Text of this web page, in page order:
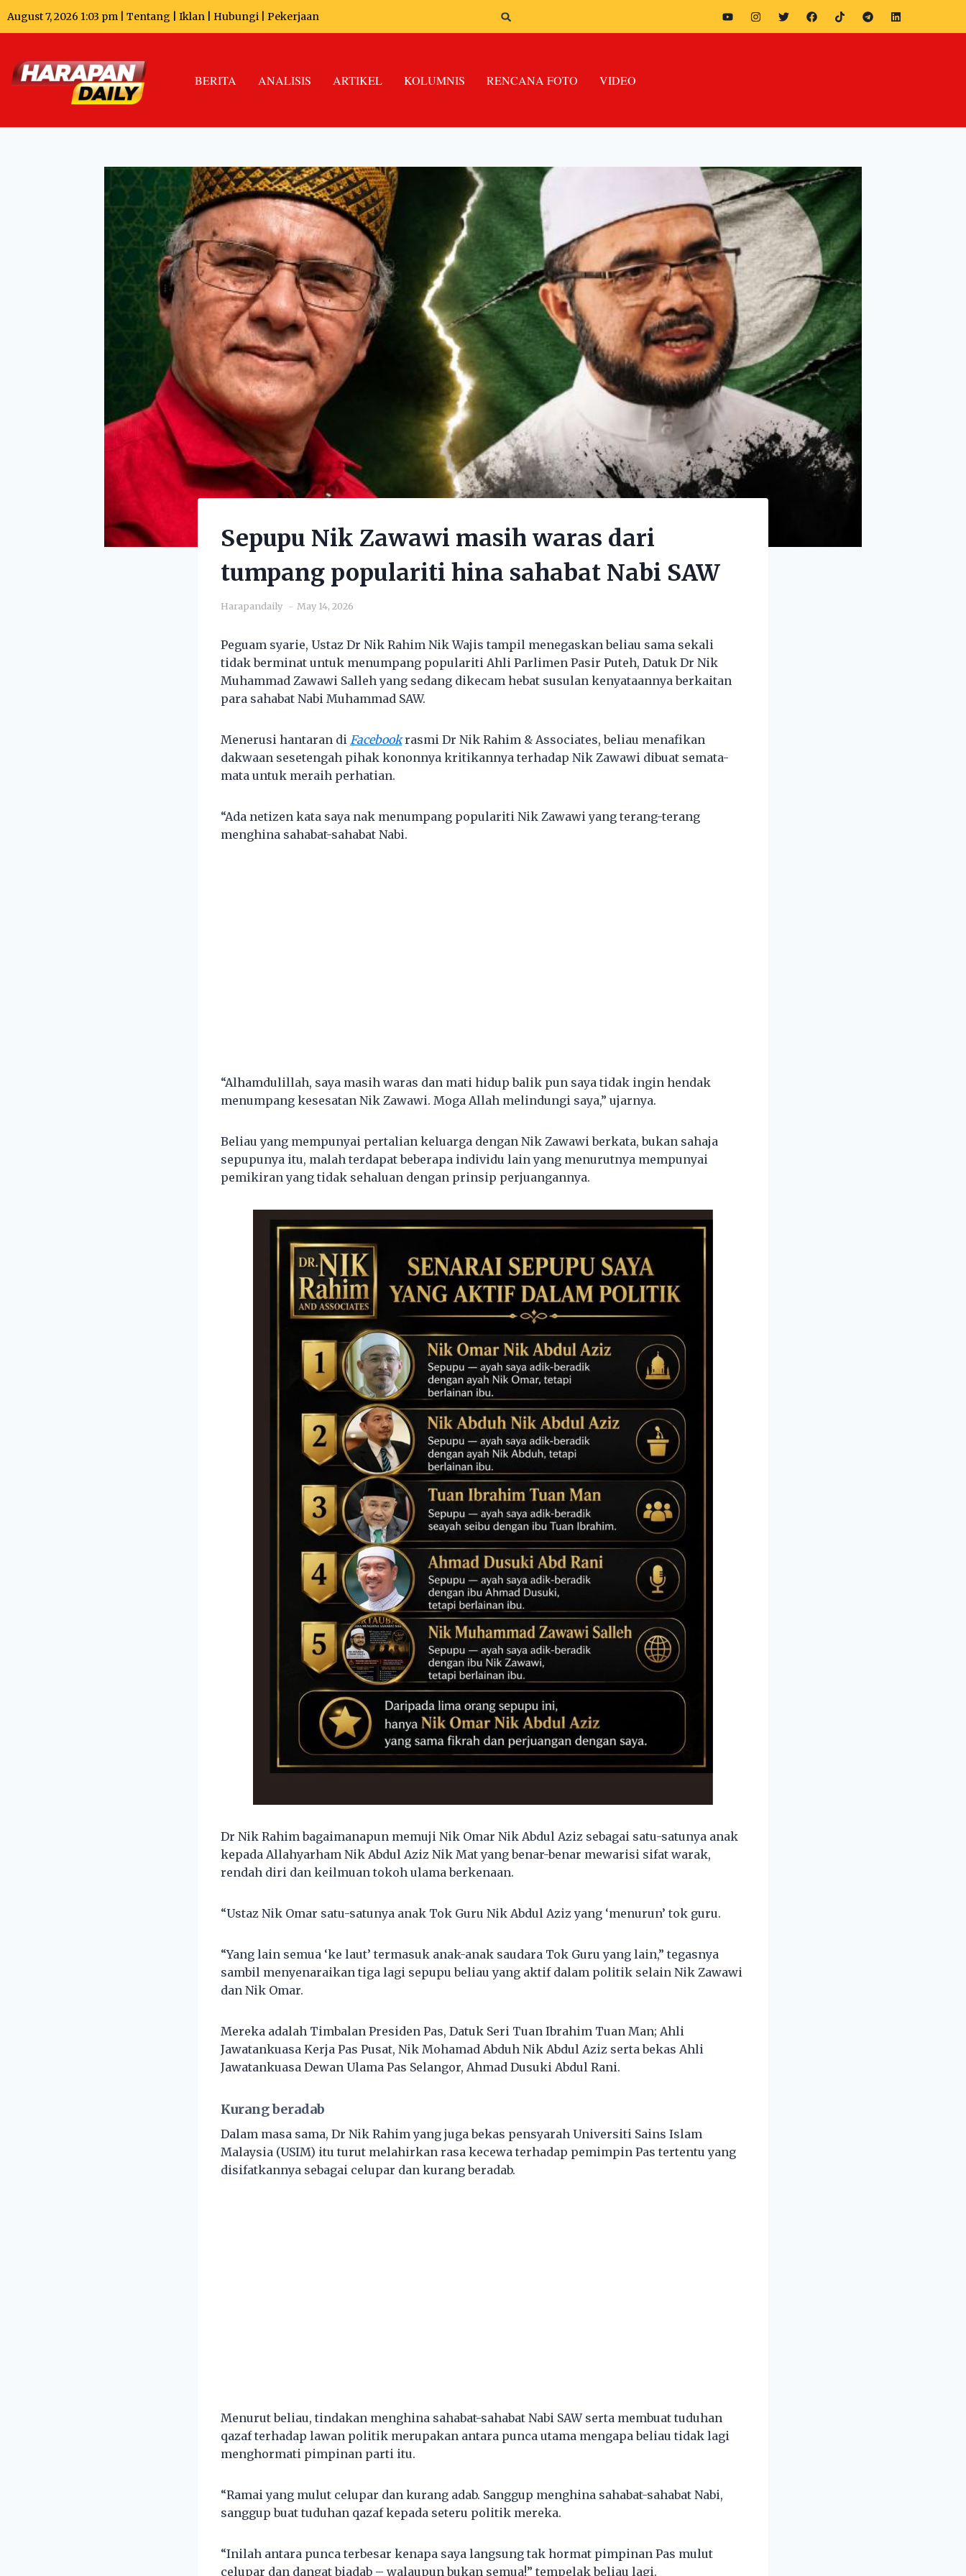
August 7, 2026 1:03 pm | Tentang Iklan Hubungi Pekerjaan
BERITA ANALISIS ARTIKEL KOLUMNIS RENCANA FOTO VIDEO
Sepupu Nik Zawawi masih waras dari
tumpang populariti hina sahabat Nabi SAW
Harapandaily May 14, 2026
Peguam syarie, Ustaz Dr Nik Rahim Nik Wajis tampil menegaskan beliau sama sekali
tidak berminat untuk menumpang populariti Ahli Parlimen Pasir Puteh, Datuk Dr Nik
Muhammad Zawawi Salleh yang sedang dikecam hebat susulan kenyataannya berkaitan
para sahabat Nabi Muhammad SAW.
Menerusi hantaran di Facebookrasmi Dr Nik Rahim & Associates, beliau menafikan
dakwaan sesetengah pihak kononnya kritikannya terhadap Nik Zawawi dibuat semata-
mata untuk meraih perhatian.
“Ada netizen kata saya nak menumpang populariti Nik Zawawi yang terang-terang
menghina sahabat-sahabat Nabi.
“Alhamdulillah, saya masih waras dan mati hidup balik pun saya tidak ingin hendak
menumpang kesesatan Nik Zawawi. Moga Allah melindungi saya,” ujarnya.
Beliau yang mempunyai pertalian keluarga dengan Nik Zawawi berkata, bukan sahaja
sepupunya itu, malah terdapat beberapa individu lain yang menurutnya mempunyai
pemikiran yang tidak sehaluan dengan prinsip perjuangannya.
Dr Nik Rahim bagaimanapun memuji Nik Omar Nik Abdul Aziz sebagai satu-satunya anak
kepada Allahyarham Nik Abdul Aziz Nik Mat yang benar-benar mewarisi sifat warak,
rendah diri dan keilmuan tokoh ulama berkenaan.
“Ustaz Nik Omar satu-satunya anak Tok Guru Nik Abdul Aziz yang ‘menurun’ tok guru.
“Yang lain semua ‘ke laut’ termasuk anak-anak saudara Tok Guru yang lain,” tegasnya
sambil menyenaraikan tiga lagi sepupu beliau yang aktif dalam politik selain Nik Zawawi
dan Nik Omar.
Mereka adalah Timbalan Presiden Pas, Datuk Seri Tuan Ibrahim Tuan Man; Ahli
Jawatankuasa Kerja Pas Pusat, Nik Mohamad Abduh Nik Abdul Aziz serta bekas Ahli
Jawatankuasa Dewan Ulama Pas Selangor, Ahmad Dusuki Abdul Rani.
Kurang beradab
Dalam masa sama, Dr Nik Rahim yang juga bekas pensyarah Universiti Sains Islam
Malaysia (USIM) itu turut melahirkan rasa kecewa terhadap pemimpin Pas tertentu yang
disifatkannya sebagai celupar dan kurang beradab.
Menurut beliau, tindakan menghina sahabat-sahabat Nabi SAW serta membuat tuduhan
qazaf terhadap lawan politik merupakan antara punca utama mengapa beliau tidak lagi
menghormati pimpinan parti itu.
“Ramai yang mulut celupar dan kurang adab. Sanggup menghina sahabat-sahabat Nabi,
sanggup buat tuduhan qazaf kepada seteru politik mereka.
“Inilah antara punca terbesar kenapa saya langsung tak hormat pimpinan Pas mulut
celupar dan dangat biadab – walaupun bukan semua!” tempelak beliau lagi.